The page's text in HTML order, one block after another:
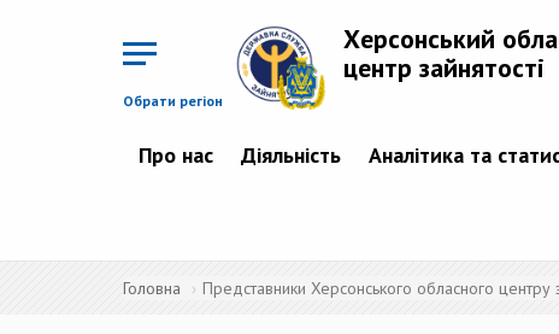
Обрати регіон
Херсонський
центр зайнятості
Про нас Діяльність Аналітика та
Головна Представники Херсонського обласного центру